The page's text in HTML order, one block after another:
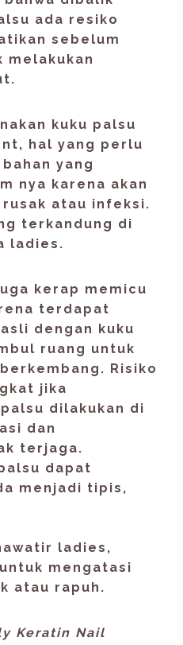
ada resiko
sebelum
melakukan
kuku palsu
hal yang perlu
yang
nya karena akan
atau infeksi.
terkandung di
ladies.
kerap memicu
terdapat
dengan kuku
ruang untuk
Risiko
jika
dilakukan di
dan
terjaga.
dapat
menjadi tipis,
ladies,
mengatasi
atau rapuh.
Keratin Nail